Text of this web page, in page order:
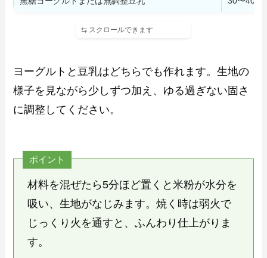
ヨーグルトと豆乳はどちらでも作れます。生地の
様子を見ながら少しずつ加え、ゆる過ぎない固さ
に調整してください。
ポイント
材料を混ぜたら5分ほど置くと米粉が水分を
吸い、生地がなじみます。焼く時は弱火で
じっくり火を通すと、ふんわり仕上がりま
す。